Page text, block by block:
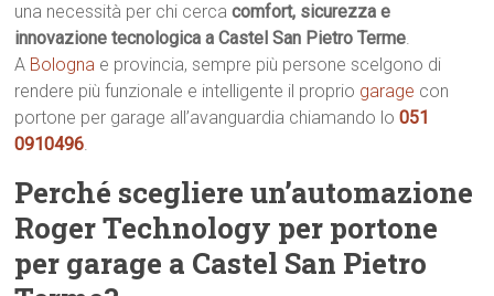
una necessità per chi cercacomfort, sicurezza e
innovazione tecnologica a Castel San Pietro Terme.
A Bologna e provincia, sempre più persone scelgono di
rendere più funzionale e intelligente il proprio garage con
portone per garage all’avanguardia chiamando lo051
0910496.
Perché scegliere un’automazione
Roger Technology per portone
per garage a Castel San Pietro